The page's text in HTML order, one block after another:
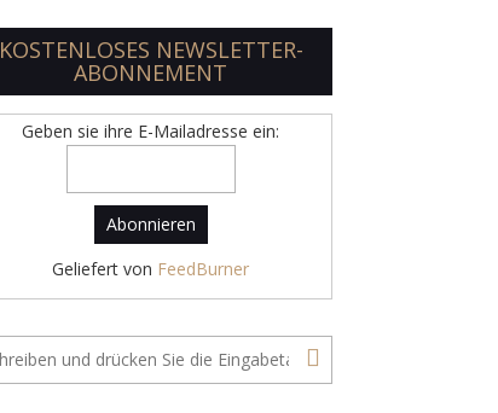
KOSTENLOSES NEWSLETTER-
ABONNEMENT
Geben sie ihre E-Mailadresse ein:
Geliefert von FeedBurner